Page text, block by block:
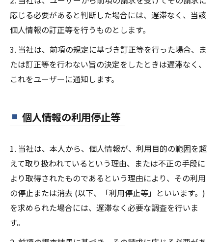
応じる必要があると判断した場合には、遅滞なく、当該
個人情報の訂正等を行うものとします。
3. 当社は、前項の規定に基づき訂正等を行った場合、ま
たは訂正等を行わない旨の決定をしたときは遅滞なく、
これをユーザーに通知します。
個人情報の利用停止等
1. 当社は、本人から、個人情報が、利用目的の範囲を超
えて取り扱われているという理由、または不正の手段に
より取得されたものであるという理由により、その利用
の停止または消去 (以下、「利用停止等」といいます。)
を求められた場合には、遅滞なく必要な調査を行いま
す。